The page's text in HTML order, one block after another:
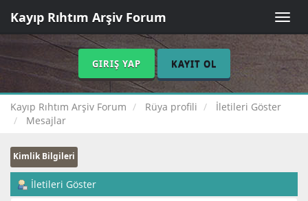
Toggle
Kayıp Rıhtım Arşiv Forum
GIRIŞ YAP KAYIT OL
Kayıp Rıhtım Arşiv Forum Rüya profili
İletileri Göster
Mesajlar
Kimlik Bilgileri
İletileri Göster